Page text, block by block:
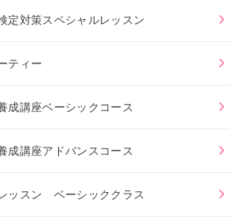
定対策スペシャルレッスン
ティー
成講座ベーシックコース
成講座アドバンスコース
ッスン ベーシッククラス